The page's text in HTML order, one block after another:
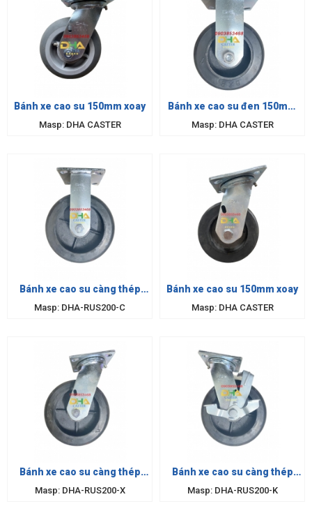
Bánh xe cao su 150mm xoay
Masp: DHA CASTER
Bánh xe cao su đen 150mm
Masp: DHA CASTER
Bánh xe cao su càng thép
Masp: DHA-RUS200-C
Bánh xe cao su 150mm xoay
Masp: DHA CASTER
Bánh xe cao su càng thép
Masp: DHA-RUS200-X
Bánh xe cao su càng thép
Masp: DHA-RUS200-K